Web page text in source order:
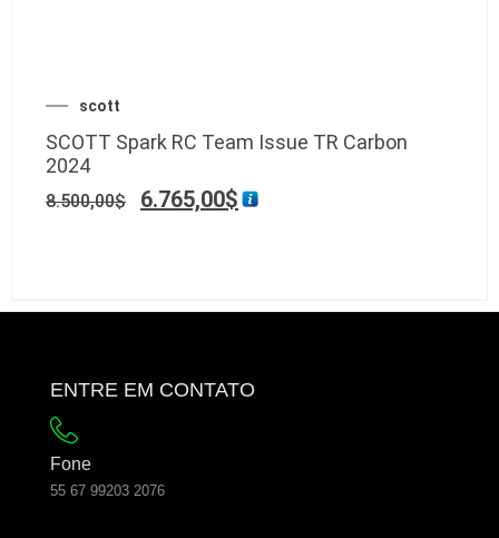
scott
SCOTT Spark RC Team Issue TR Carbon
2024
8.500,00$ 6.765,00$
ENTRE EM CONTATO
Fone
55 67 99203 2076